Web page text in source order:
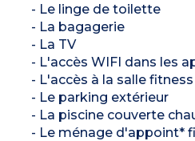
- Le linge de toilette
- La bagagerie
- La TV
- L'accès WIFI dans les
- L'accès à la salle fitness
- Le parking extérieur
- La piscine couverte
- Le ménage d'appoint*